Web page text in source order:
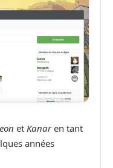
et Kanaren tant
années